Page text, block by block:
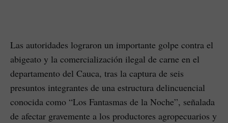
Las autoridades lograron un importante golpe contra el
abigeato y la comercialización ilegal de carne en el
departamento del Cauca, tras la captura de seis
presuntos integrantes de una estructura delincuencial
conocida como “Los Fantasmas de la Noche”, señalada
de afectar gravemente a los productores agropecuarios y